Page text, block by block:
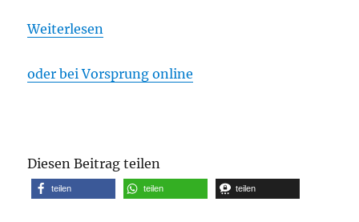
Weiterlesen
oder bei Vorsprung online
Diesen Beitrag teilen
teilen teilen teilen